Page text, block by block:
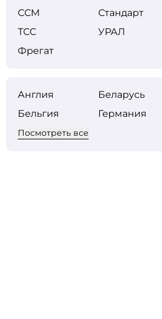
ССМ
Стандарт
ТСС
УРАЛ
Фрегат
Англия
Беларусь
Бельгия
Германия
Посмотреть все